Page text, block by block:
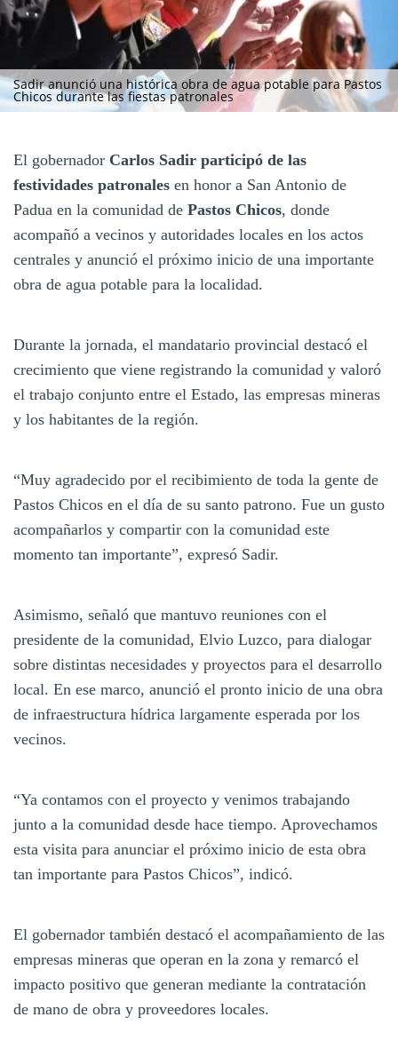
Sadir anunció una histórica obra de agua potable para Pastos
Chicos durante las fiestas patronales
El gobernador Carlos Sadir participó de las
festividades patronales en honor a San Antonio de
Padua en la comunidad de Pastos Chicos, donde
acompañó a vecinos y autoridades locales en los actos
centrales y anunció el próximo inicio de una importante
obra de agua potable para la localidad.
Durante la jornada, el mandatario provincial destacó el
crecimiento que viene registrando la comunidad y valoró
el trabajo conjunto entre el Estado, las empresas mineras
y los habitantes de la región.
“Muy agradecido por el recibimiento de toda la gente de
Pastos Chicos en el día de su santo patrono. Fue un gusto
acompañarlos y compartir con la comunidad este
momento tan importante”, expresó Sadir.
Asimismo, señaló que mantuvo reuniones con el
presidente de la comunidad, Elvio Luzco, para dialogar
sobre distintas necesidades y proyectos para el desarrollo
local. En ese marco, anunció el pronto inicio de una obra
de infraestructura hídrica largamente esperada por los
vecinos.
“Ya contamos con el proyecto y venimos trabajando
junto a la comunidad desde hace tiempo. Aprovechamos
esta visita para anunciar el próximo inicio de esta obra
tan importante para Pastos Chicos”, indicó.
El gobernador también destacó el acompañamiento de las
empresas mineras que operan en la zona y remarcó el
impacto positivo que generan mediante la contratación
de mano de obra y proveedores locales.